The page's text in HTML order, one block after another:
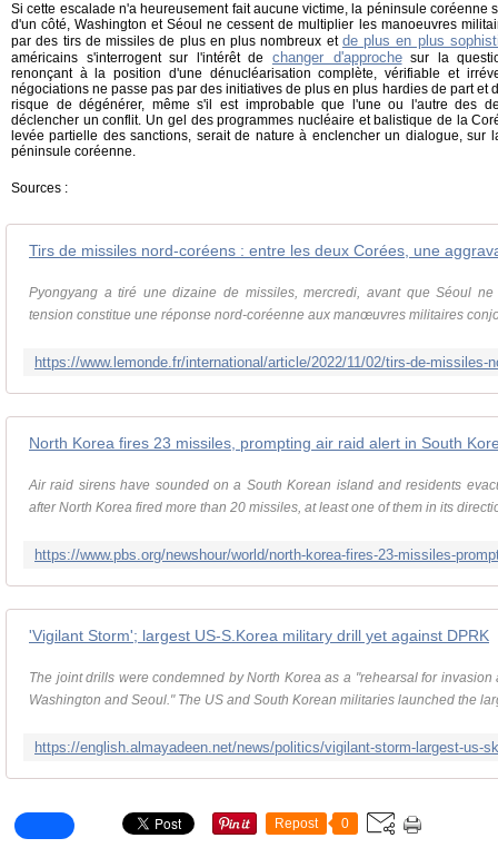
Si cette escalade n'a heureusement fait aucune victime, la péninsule coréenne
d'un côté, Washington et Séoul ne cessent de multiplier les manoeuvres
par des tirs de missiles de plus en plus nombreux et de plus en plus
américains s'interrogent sur l'intérêt de changer d'approchesur la
renonçant à la position d'une dénucléarisation complète, vérifiable et
négociations ne passe pas par des initiatives de plus en plus hardies de part et
risque de dégénérer, même s'il est improbable que l'une ou l'autre des
déclencher un conflit. Un gel des programmes nucléaire et balistique de la
levée partielle des sanctions, serait de nature à enclencher un dialogue, sur
péninsule coréenne.
Sources :
Pyongyang a tiré une dizaine de missiles, mercredi, avant que Séoul
tension constitue une réponse nord-coréenne aux manœuvres militaires
North Korea fires 23 missiles, prompting air raid alert in South
Air raid sirens have sounded on a South Korean island and residents
after North Korea fired more than 20 missiles, at least one of them in its
'Vigilant Storm'; largest US-S.Korea military drill yet against DPRK
The joint drills were condemned by North Korea as a "rehearsal for
Washington and Seoul." The US and South Korean militaries launched the
Repost 0